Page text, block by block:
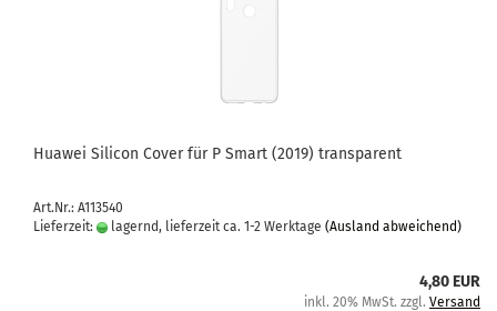
Hua­wei Si­li­con Cover für P Smart (2019) trans­pa­rent
Art.Nr.: A113540
Lieferzeit:
lagernd, lieferzeit ca. 1-2 Werktage (Ausland abweichend)
4,80 EUR
inkl. 20% MwSt. zzgl. Versand